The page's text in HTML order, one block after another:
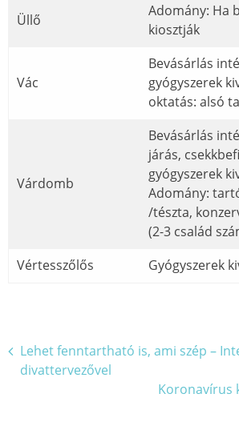
Üllő
Adomány: Ha
kiosztják
Vác
Bevásárlás
gyógyszerek
oktatás: alsó
Várdomb
Bevásárlás
járás,
gyógyszerek
Adomány:
/tészta,
(2-3 család
Vértesszőlős
Gyógyszerek
Bejegyzés
navigáció
Lehet fenntartható is, ami szép –
divattervezővel
Koronavírus